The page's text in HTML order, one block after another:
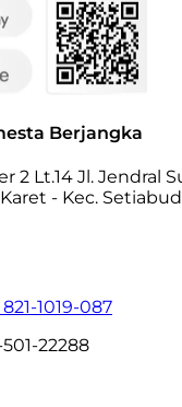
Berjangka
2 Lt.14 Jl. Jendral
- Kec.
1019-087
22288